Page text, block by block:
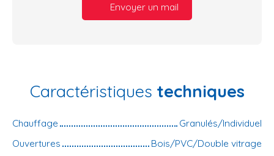
Envoyer un mail
Caractéristiques techniques
Chauffage
Granulés/Individuel
Ouvertures
Bois/PVC/Double vitrage